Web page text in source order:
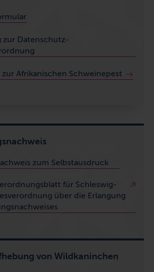
zur Datenschutz-
Afrikanischen Schweinepest
zum Selbstausdruck
für Schleswig-
über die Erlangung
von Wildkaninchen